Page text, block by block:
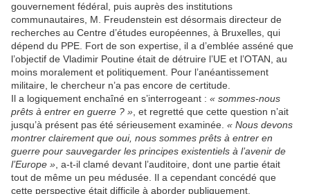
gouvernement fédéral, puis auprès des institutions
communautaires, M. Freudenstein est désormais directeur de
recherches au Centre d’études européennes, à Bruxelles, qui
dépend du PPE. Fort de son expertise, il a d’emblée asséné que
l’objectif de Vladimir Poutine était de détruire l’UE et l’OTAN, au
moins moralement et politiquement. Pour l’anéantissement
militaire, le chercheur n’a pas encore de certitude.
Il a logiquement enchaîné en s’interrogeant : « sommes-nous
prêts à entrer en guerre ? » , et regretté que cette question n’ait
jusqu’à présent pas été sérieusement examinée. « Nous devons
montrer clairement que oui, nous sommes prêts à entrer en
guerre pour sauvegarder les principes existentiels à l’avenir de
l’Europe » , a-t-il clamé devant l’auditoire, dont une partie était
tout de même un peu médusée. Il a cependant concédé que
cette perspective était difficile à aborder publiquement.